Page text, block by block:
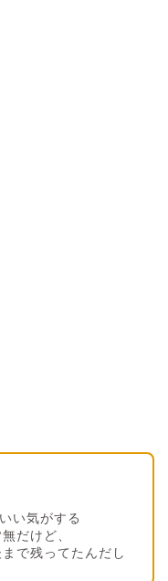
い気がする
だけど、
で残ってたんだし